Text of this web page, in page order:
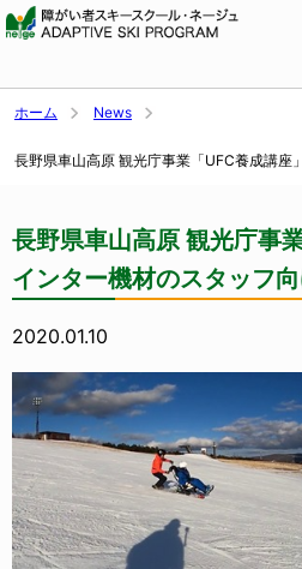
ホーム News
長野県車山高原 観光庁事業「UFC養成講座
長野県車山高原 観光庁事
インター機材のスタッフ
2020.01.10